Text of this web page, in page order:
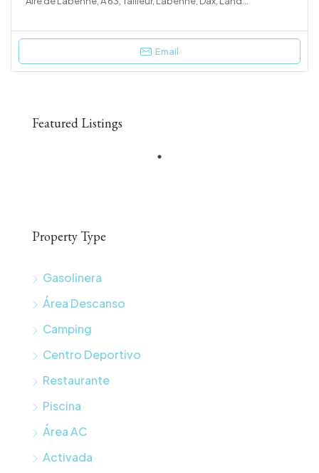
Email
Featured Listings
Property Type
Gasolinera
Área Descanso
Camping
Centro Deportivo
Restaurante
Piscina
Área AC
Activada